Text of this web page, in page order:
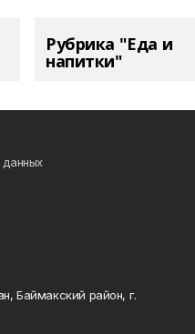
Рубрика "Еда и
напитки"
Баймакский район, г.